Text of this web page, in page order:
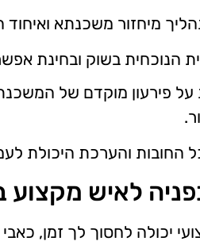
מיחזור משכנתא
הנוכחית בשוק ובחינת
פירעון מוקדם של
החובות והערכת היכולת
לאיש
יכולה לחסוך לך זמן,